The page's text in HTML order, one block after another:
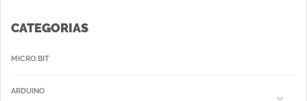
CATEGORIAS
MICRO:BIT
ARDUINO